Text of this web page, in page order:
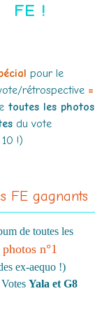
FE !
pour le
rétrospective =
toutes les photos
du vote
!)
FE gagnants
de toutes les
photos n°1
ex-aequo !)
Yala et G8